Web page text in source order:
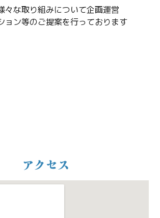
々な取り組みについて企画運営
ョン等のご提案を行っております
アクセス